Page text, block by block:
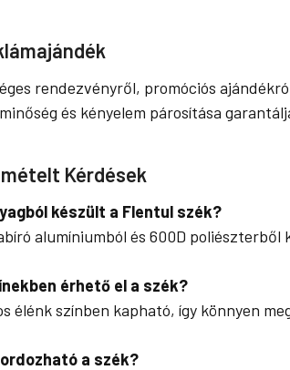
rendezvényről, promóciós
és kényelem párosítása
Kérdések
készült a Flentul szék?
alumíniumból és 600D poliészterből
érhető el a szék?
élénk színben kapható, így könnyen
a szék?